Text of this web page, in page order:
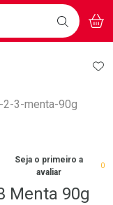
Exclusivas!
BAIXE
O APP
BUSCAR
Seja o primeiro a
avaliar
0
Menta 90g